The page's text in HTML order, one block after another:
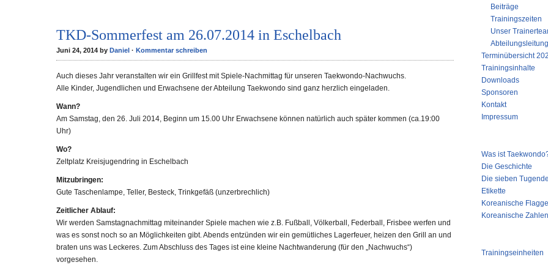
TKD-Sommerfest am 26.07.2014 in Eschelbach
Juni 24, 2014 by Daniel · Kommentar schreiben
Auch dieses Jahr veranstalten wir ein Grillfest mit Spiele-Nachmittag für unseren Taekwondo-Nachwuchs.
Alle Kinder, Jugendlichen und Erwachsene der Abteilung Taekwondo sind ganz herzlich eingeladen.
Wann?
Am Samstag, den 26. Juli 2014, Beginn um 15.00 Uhr Erwachsene können natürlich auch später kommen (ca.19:00
Uhr)
Wo?
Zeltplatz Kreisjugendring in Eschelbach
Mitzubringen:
Gute Taschenlampe, Teller, Besteck, Trinkgefäß (unzerbrechlich)
Zeitlicher Ablauf:
Wir werden Samstagnachmittag miteinander Spiele machen wie z.B. Fußball, Völkerball, Federball, Frisbee werfen und
was es sonst noch so an Möglichkeiten gibt. Abends entzünden wir ein gemütliches Lagerfeuer, heizen den Grill an und
braten uns was Leckeres. Zum Abschluss des Tages ist eine kleine Nachtwanderung (für den „Nachwuchs“)
vorgesehen.
Beiträge
Trainingszeiten
Unser
Abteilungsleitung
Terminübersicht
Trainingsinhalte
Downloads
Sponsoren
Kontakt
Impressum
Was ist
Die Geschichte
Die sieben
Etikette
Koreanische Flagge
Koreanische Zahlen
Trainingseinheiten